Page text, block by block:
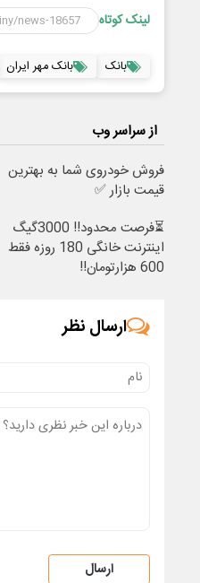
لینک کوتاه
بانک بانک مهر ایران
از سراسر وب
فروش خودروی شما به بهترین
قیمت بازار ✅
⏳فرصت محدود!! 3000گیگ
اینترنت خانگی 180 روزه فقط
600 هزارتومان!!
ارسال نظر
ارسال